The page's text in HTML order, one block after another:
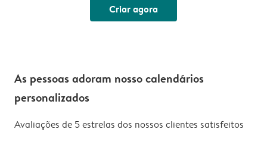
Criar agora
As pessoas adoram nosso calendários
personalizados
Avaliações de 5 estrelas dos nossos clientes satisfeitos